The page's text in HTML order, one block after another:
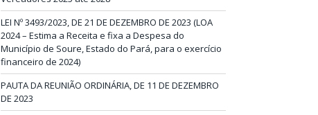
LEI Nº 3493/2023, DE 21 DE DEZEMBRO DE 2023 (LOA
2024 – Estima a Receita e fixa a Despesa do
Município de Soure, Estado do Pará, para o exercício
financeiro de 2024)
PAUTA DA REUNIÃO ORDINÁRIA, DE 11 DE DEZEMBRO
DE 2023